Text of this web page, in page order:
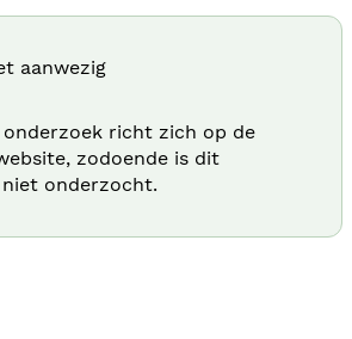
aanwezig
richt zich op de
zodoende is dit
onderzocht.